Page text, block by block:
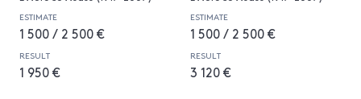
ESTIMATE
1 500 / 2 500 €
RESULT
1 950 €
ESTIMATE
1 500 / 2 500 €
RESULT
3 120 €